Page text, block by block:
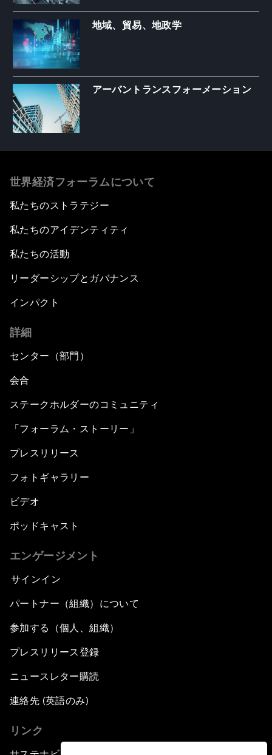
地域、貿易、地政学
アーバントランスフォーメーション
世界経済フォーラムについて
私たちのストラテジー
私たちのアイデンティティ
私たちの活動
リーダーシップとガバナンス
インパクト
詳細
センター（部門）
会合
ステークホルダーのコミュニティ
「フォーラム・ストーリー」
プレスリリース
フォトギャラリー
ビデオ
ポッドキャスト
エンゲージメント
サインイン
パートナー（組織）について
参加する（個人、組織）
プレスリリース登録
ニュースレター購読
連絡先 (英語のみ)
リンク